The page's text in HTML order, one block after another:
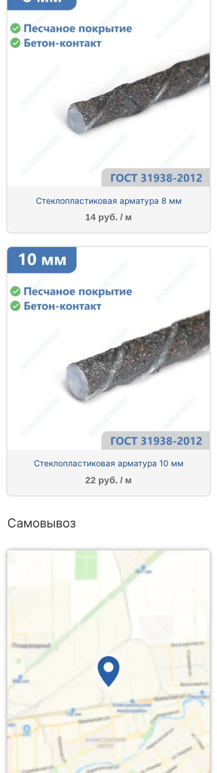
Стеклопластиковая арматура 8 мм
14 руб. / м
Стеклопластиковая арматура 10 мм
22 руб. / м
Самовывоз